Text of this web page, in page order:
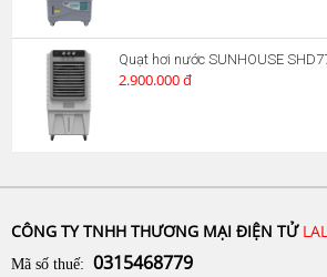
Quạt hơi nước SUNHOUSE
2.900.000 đ
CÔNG TY TNHH THƯƠNG MẠI ĐIỆN TỬ
Mã số thuế: 0315468779